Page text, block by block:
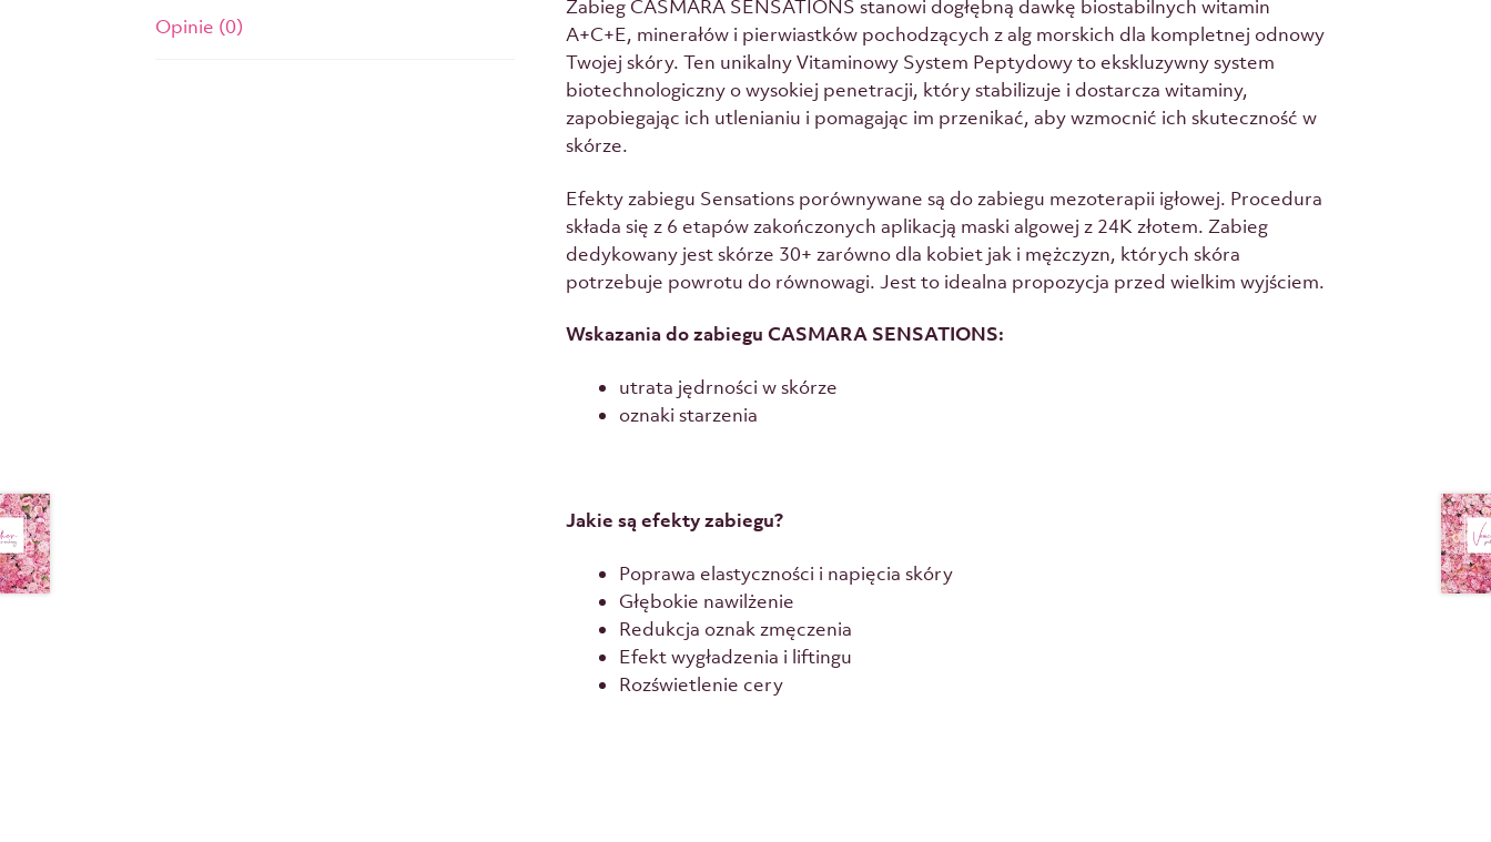
Opinie (0)
Zabieg CASMARA SENSATIONS stanowi dogłębną dawkę biostabilnych witamin
A+C+E, minerałów i pierwiastków pochodzących z alg morskich dla kompletnej odnowy
Twojej skóry. Ten unikalny Vitaminowy System Peptydowy to ekskluzywny system
biotechnologiczny o wysokiej penetracji, który stabilizuje i dostarcza witaminy,
zapobiegając ich utlenianiu i pomagając im przenikać, aby wzmocnić ich skuteczność w
skórze.
Efekty zabiegu Sensations porównywane są do zabiegu mezoterapii igłowej. Procedura
składa się z 6 etapów zakończonych aplikacją maski algowej z 24K złotem. Zabieg
dedykowany jest skórze 30+ zarówno dla kobiet jak i mężczyzn, których skóra
potrzebuje powrotu do równowagi. Jest to idealna propozycja przed wielkim wyjściem.
Wskazania do zabiegu CASMARA SENSATIONS:
utrata jędrności w skórze
oznaki starzenia
Jakie są efekty zabiegu?
Poprawa elastyczności i napięcia skóry
Głębokie nawilżenie
Redukcja oznak zmęczenia
Efekt wygładzenia i liftingu
Rozświetlenie cery